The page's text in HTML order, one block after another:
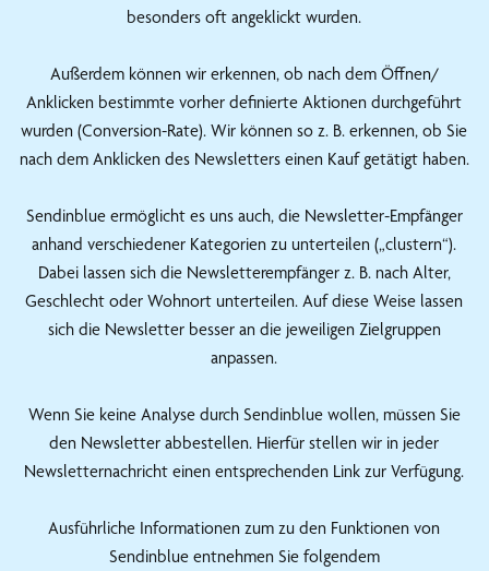
besonders oft angeklickt wurden.
Außerdem können wir erkennen, ob nach dem Öffnen/
Anklicken bestimmte vorher definierte Aktionen durchgeführt
wurden (Conversion-Rate). Wir können so z. B. erkennen, ob Sie
nach dem Anklicken des Newsletters einen Kauf getätigt haben.
Sendinblue ermöglicht es uns auch, die Newsletter-Empfänger
anhand verschiedener Kategorien zu unterteilen („clustern“).
Dabei lassen sich die Newsletterempfänger z. B. nach Alter,
Geschlecht oder Wohnort unterteilen. Auf diese Weise lassen
sich die Newsletter besser an die jeweiligen Zielgruppen
anpassen.
Wenn Sie keine Analyse durch Sendinblue wollen, müssen Sie
den Newsletter abbestellen. Hierfür stellen wir in jeder
Newsletternachricht einen entsprechenden Link zur Verfügung.
Ausführliche Informationen zum zu den Funktionen von
Sendinblue entnehmen Sie folgendem